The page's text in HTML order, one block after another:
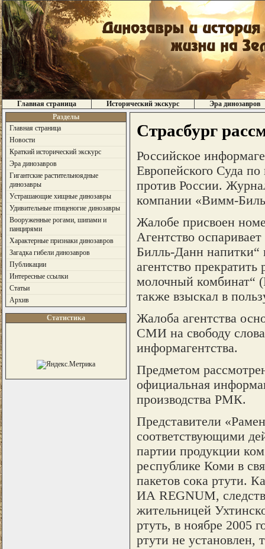
Главная страница Исторический экскурс
Эра динозавров
Разделы
Главная страница
Новости
Краткий исторический экскурс
Эра динозавров
Гигантские растительноядные
динозавры
Устрашающие хищные динозавры
Удивительные птиценогие динозавры
Вооруженные рогами, шипами и
панцирями
Характерные признаки динозавров
Загадка гибели динозавров
Публикации
Интересные ссылки
Статьи
Архив
Статистика
Страсбург
Российское
Европейского Суда
против России.
компании «Вимм-
Жалобе присвоен
Агентство
Билль-Данн напитки“
агентство
молочный комбинат“
также взыскал в
Жалоба агентства
СМИ на свободу
информагентства.
Предметом
официальная
производства РМК.
Представители
соответствующими
партии продукции
республике Коми в
пакетов сока ртути.
ИА REGNUM,
жительницей
ртуть, в ноябре 2005
ртути не установлен,